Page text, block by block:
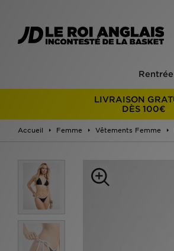
Rentrée
LIVRAISON
DÈS 100€
Accueil Femme Vêtements Femme